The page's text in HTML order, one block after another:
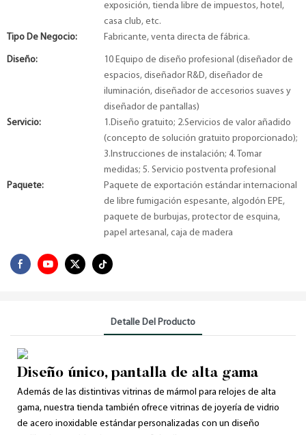
exposición, tienda libre de impuestos, hotel,
casa club, etc.
Tipo De Negocio:
Fabricante, venta directa de fábrica.
Diseño:
10 Equipo de diseño profesional (diseñador de
espacios, diseñador R&D, diseñador de
iluminación, diseñador de accesorios suaves y
diseñador de pantallas)
Servicio:
1.Diseño gratuito; 2.Servicios de valor añadido
(concepto de solución gratuito proporcionado);
3.Instrucciones de instalación; 4. Tomar
medidas; 5. Servicio postventa profesional
Paquete:
Paquete de exportación estándar internacional
de libre fumigación espesante, algodón EPE,
paquete de burbujas, protector de esquina,
papel artesanal, caja de madera
Detalle Del Producto
Diseño único, pantalla de alta gama
Además de las distintivas vitrinas de mármol para relojes de alta
gama, nuestra tienda también ofrece vitrinas de joyería de vidrio
de acero inoxidable estándar personalizadas con un diseño